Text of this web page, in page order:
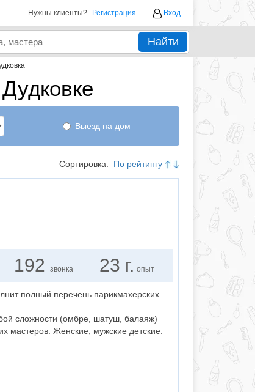
Нужны клиенты? Регистрация Вход
Найти
Выезд на дом
Сортировка: По рейтингу
192 звонка 23 г. опыт
полный перечень парикмахерских
сложности (омбре, шатуш, балаяж)
мастеров. Женские, мужские детские.